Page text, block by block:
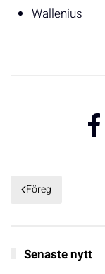
Wallenius
Föreg
Senaste nytt